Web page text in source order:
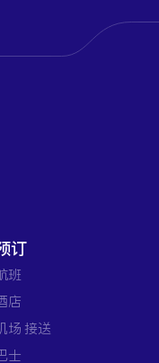
订
班
店
场 接送
士